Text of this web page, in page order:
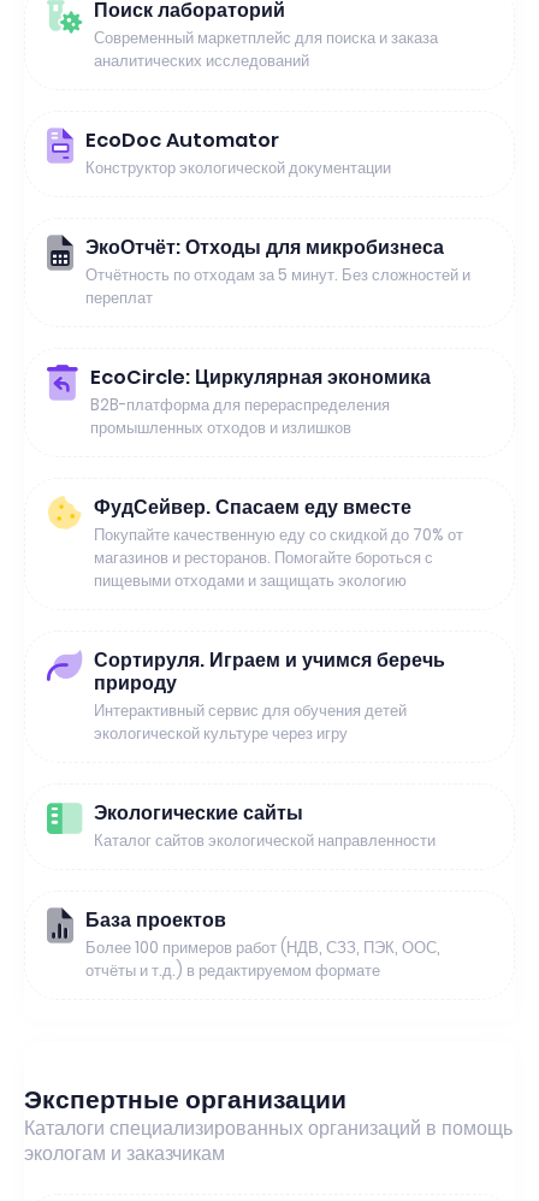
Поиск лабораторий
Современный маркетплейс для поиска и заказа
аналитических исследований
EcoDoc Automator
Конструктор экологической документации
ЭкоОтчёт: Отходы для микробизнеса
Отчётность по отходам за 5 минут. Без сложностей и
переплат
EcoCircle: Циркулярная экономика
B2B-платформа для перераспределения
промышленных отходов и излишков
ФудСейвер. Спасаем еду вместе
Покупайте качественную еду со скидкой до 70% от
магазинов и ресторанов. Помогайте бороться с
пищевыми отходами и защищать экологию
Сортируля. Играем и учимся беречь
природу
Интерактивный сервис для обучения детей
экологической культуре через игру
Экологические сайты
Каталог сайтов экологической направленности
База проектов
Более 100 примеров работ (НДВ, СЗЗ, ПЭК, ООС,
отчёты и т.д.) в редактируемом формате
Экспертные организации
Каталоги специализированных организаций в помощь
экологам и заказчикам